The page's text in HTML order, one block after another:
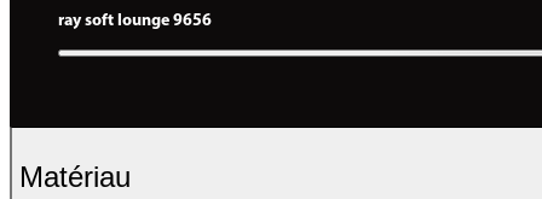
ray soft lounge 9656
Matériau